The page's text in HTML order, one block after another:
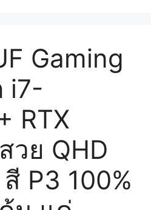
Gaming
i7-
RTX
วย QHD
P3 100%